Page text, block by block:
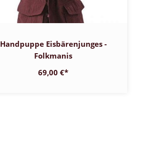
Handpuppe Eisbärenjunges -
Folkmanis
69,00 €*